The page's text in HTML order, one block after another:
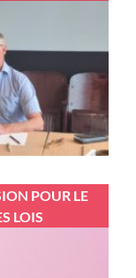
POUR LE
LOIS